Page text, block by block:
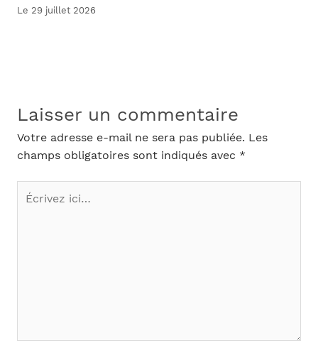
Le 29 juillet 2026
Laisser un commentaire
Votre adresse e-mail ne sera pas publiée. Les
champs obligatoires sont indiqués avec *
Écrivez
ici…